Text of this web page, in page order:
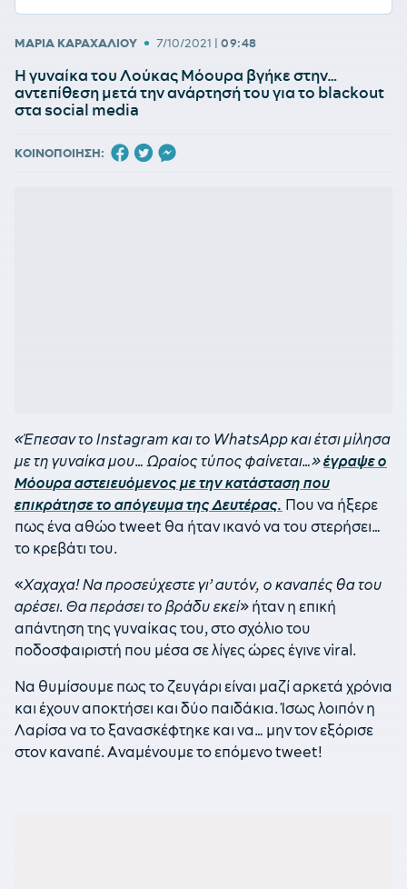
ΜΑΡΙΑ ΚΑΡΑΧΑΛΙΟΥ • 7/10/2021 | 09:48
Η γυναίκα του Λούκας Μόουρα βγήκε στην…
αντεπίθεση μετά την ανάρτησή του για το blackout
στα social media
ΚΟΙΝΟΠΟΙΗΣΗ:
«Έπεσαν το Instagram και το WhatsApp και έτσι μίλησα
με τη γυναίκα μου… Ωραίος τύπος φαίνεται…»έγραψε ο
Μόουρα αστειευόμενος με την κατάσταση που
επικράτησε το απόγευμα της Δευτέρας. Που να ήξερε
πως ένα αθώο tweet θα ήταν ικανό να του στερήσει…
το κρεβάτι του.
«Χαχαχα! Να προσεύχεστε γι’ αυτόν, ο καναπές θα του
αρέσει. Θα περάσει το βράδυ εκεί» ήταν η επική
απάντηση της γυναίκας του, στο σχόλιο του
ποδοσφαιριστή που μέσα σε λίγες ώρες έγινε viral.
Να θυμίσουμε πως το ζευγάρι είναι μαζί αρκετά χρόνια
και έχουν αποκτήσει και δύο παιδάκια. Ίσως λοιπόν η
Λαρίσα να το ξανασκέφτηκε και να… μην τον εξόρισε
στον καναπέ. Αναμένουμε το επόμενο tweet!